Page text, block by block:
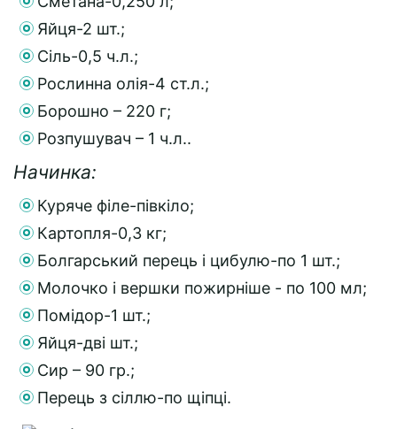
Яйця-2 шт.;
Сіль-0,5 ч.л.;
Рослинна олія-4 ст.л.;
Борошно – 220 г;
Розпушувач – 1 ч.л..
Начинка:
Куряче філе-півкіло;
Картопля-0,3 кг;
Болгарський перець і цибулю-по 1 шт.;
Молочко і вершки пожирніше - по 100 мл;
Помідор-1 шт.;
Яйця-дві шт.;
Сир – 90 гр.;
Перець з сіллю-по щіпці.